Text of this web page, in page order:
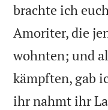
brachte ich
Amoriter, die
wohnten; und
kämpften, gab
ihr nahmt ihr